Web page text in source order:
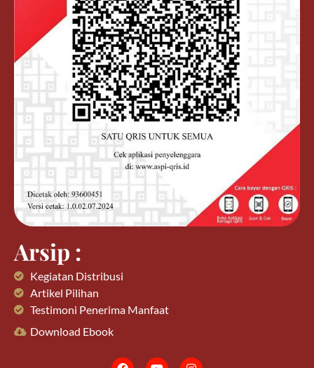
Arsip :
Kegiatan Distribusi
Artikel Pilihan
Testimoni Penerima Manfaat
Download Ebook